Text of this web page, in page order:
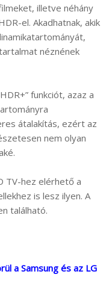
illetve néhány
el. Akadhatnak, akik
néznének
funkciót, azaz a
átalakítás, ezért az
nem olyan
TV-hez elérhető a
is lesz ilyen. A
található.
a Samsung és az LG